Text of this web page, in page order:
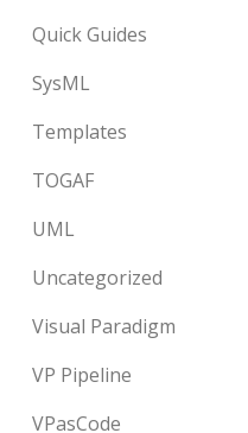
Quick Guides
SysML
Templates
TOGAF
UML
Uncategorized
Visual Paradigm
VP Pipeline
VPasCode